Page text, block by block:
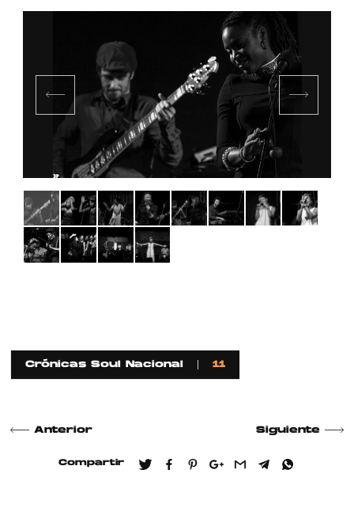
Crónicas Soul Nacional 11
Anterior Siguiente
Compartir